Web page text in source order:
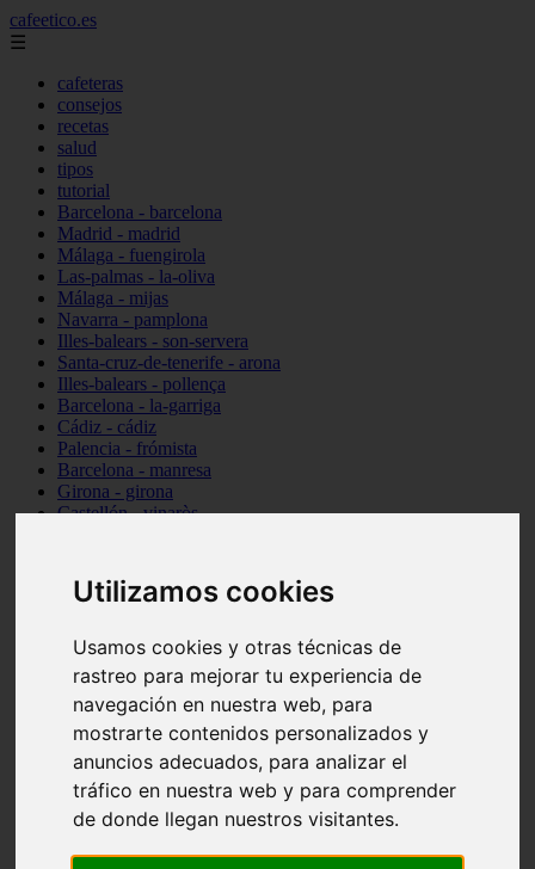
Utilizamos cookies
Usamos cookies y otras técnicas de
rastreo para mejorar tu experiencia de
navegación en nuestra web, para
mostrarte contenidos personalizados y
anuncios adecuados, para analizar el
tráfico en nuestra web y para comprender
de donde llegan nuestros visitantes.
cafeetico.es
☰
cafeteras
consejos
recetas
salud
tipos
tutorial
Barcelona - barcelona
Madrid - madrid
Málaga - fuengirola
Las-palmas - la-oliva
Málaga - mijas
Navarra - pamplona
Illes-balears - son-servera
Santa-cruz-de-tenerife - arona
Illes-balears - pollença
Barcelona - la-garriga
Cádiz - cádiz
Palencia - frómista
Barcelona - manresa
Girona - girona
Castellón - vinaròs
Málaga - nerja
Girona - blanes
Málaga - marbella
Asturias - gijón
Girona - figueres
Alicante - santa-pola
Almería - roquetas-de-mar
Girona - tossa-de-mar
Barcelona - sant-cugat-del-vallès
Alicante - l39alfàs-del-pi
Barcelona - vilanova-i-la-geltrú